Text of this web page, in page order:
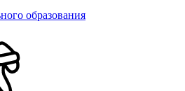
образования